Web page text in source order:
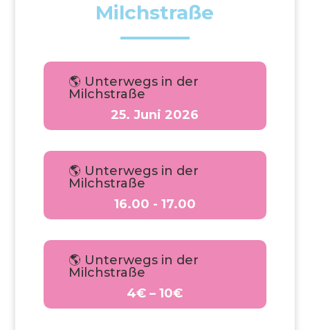
Milchstraße
🌎 Unterwegs in der
Milchstraße
25. Juni 2026
🌎 Unterwegs in der
Milchstraße
16.00 - 17.00
🌎 Unterwegs in der
Milchstraße
4€ – 10€